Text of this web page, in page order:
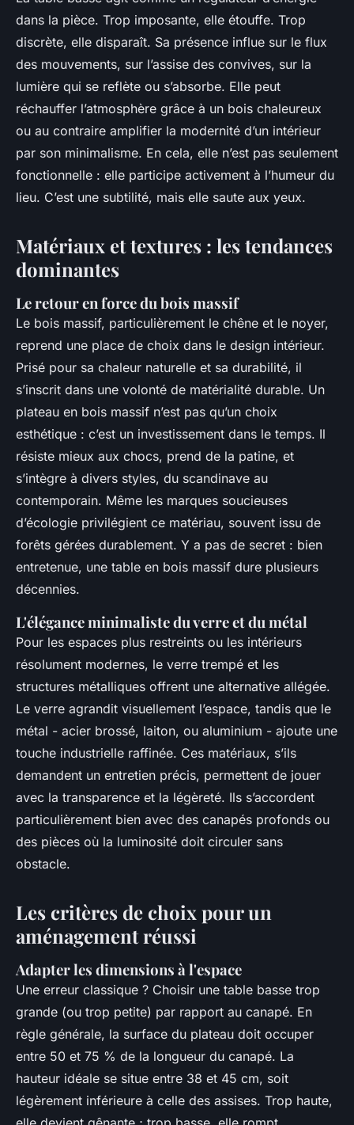
dans la pièce. Trop imposante, elle étouffe. Trop
discrète, elle disparaît. Sa présence influe sur le flux
des mouvements, sur l’assise des convives, sur la
lumière qui se reflète ou s’absorbe. Elle peut
réchauffer l’atmosphère grâce à un bois chaleureux
ou au contraire amplifier la modernité d’un intérieur
par son minimalisme. En cela, elle n’est pas seulement
fonctionnelle : elle participe activement à l’humeur du
lieu. C’est une subtilité, mais elle saute aux yeux.
Matériaux et textures : les tendances
dominantes
Le retour en force du bois massif
Le bois massif, particulièrement le chêne et le noyer,
reprend une place de choix dans le design intérieur.
Prisé pour sa chaleur naturelle et sa durabilité, il
s’inscrit dans une volonté de matérialité durable. Un
plateau en bois massif n’est pas qu’un choix
esthétique : c’est un investissement dans le temps. Il
résiste mieux aux chocs, prend de la patine, et
s’intègre à divers styles, du scandinave au
contemporain. Même les marques soucieuses
d’écologie privilégient ce matériau, souvent issu de
forêts gérées durablement. Y a pas de secret : bien
entretenue, une table en bois massif dure plusieurs
décennies.
L'élégance minimaliste du verre et du métal
Pour les espaces plus restreints ou les intérieurs
résolument modernes, le verre trempé et les
structures métalliques offrent une alternative allégée.
Le verre agrandit visuellement l’espace, tandis que le
métal - acier brossé, laiton, ou aluminium - ajoute une
touche industrielle raffinée. Ces matériaux, s’ils
demandent un entretien précis, permettent de jouer
avec la transparence et la légèreté. Ils s’accordent
particulièrement bien avec des canapés profonds ou
des pièces où la luminosité doit circuler sans
obstacle.
Les critères de choix pour un
aménagement réussi
Adapter les dimensions à l'espace
Une erreur classique ? Choisir une table basse trop
grande (ou trop petite) par rapport au canapé. En
règle générale, la surface du plateau doit occuper
entre 50 et 75 % de la longueur du canapé. La
hauteur idéale se situe entre 38 et 45 cm, soit
légèrement inférieure à celle des assises. Trop haute,